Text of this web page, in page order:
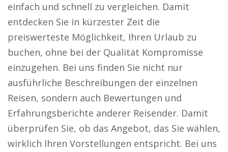
einfach und schnell zu vergleichen. Damit
entdecken Sie in kürzester Zeit die
preiswerteste Möglichkeit, Ihren Urlaub zu
buchen, ohne bei der Qualität Kompromisse
einzugehen. Bei uns finden Sie nicht nur
ausführliche Beschreibungen der einzelnen
Reisen, sondern auch Bewertungen und
Erfahrungsberichte anderer Reisender. Damit
überprüfen Sie, ob das Angebot, das Sie wählen,
wirklich Ihren Vorstellungen entspricht. Bei uns